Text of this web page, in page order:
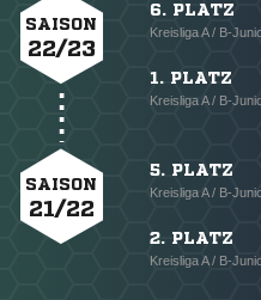
SAISON
22/23
6. PLATZ
Kreisliga A / B-
1. PLATZ
Kreisliga A / B-
SAISON
21/22
5. PLATZ
Kreisliga A / B-
2. PLATZ
Kreisliga A / B-